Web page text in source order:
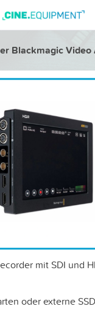
Blackmagic Video
mit SDI und
oder externe